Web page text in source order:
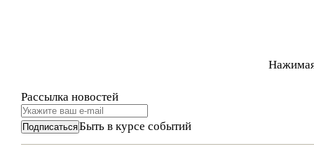
Рассылка новостей
Быть в курсе событий